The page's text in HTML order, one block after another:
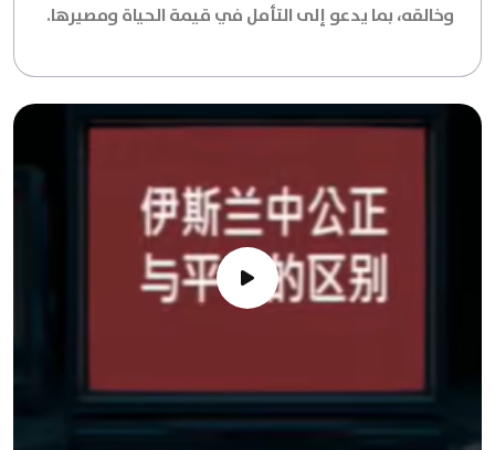
وخالقه، بما يدعو إلى التأمل في قيمة الحياة ومصيرها.